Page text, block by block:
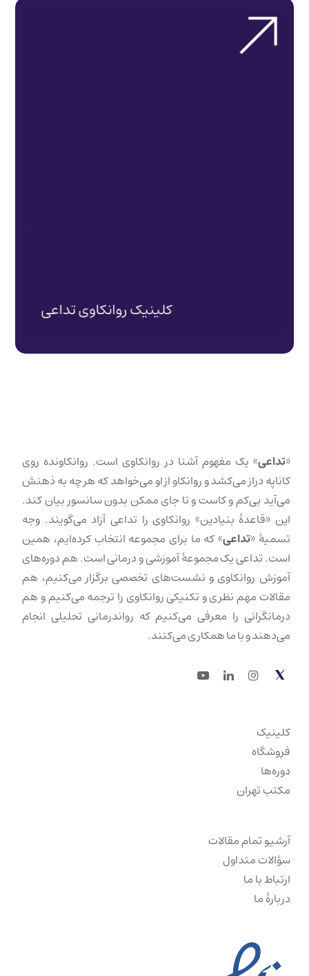
«تداعی» یک مفهوم آشنا در روانکاوی است. روانکاونده روی
کاناپه دراز می‌کشد و روانکاو از او می‌خواهد که هر چه به ذهنش
می‌آید بی‌کم و کاست و تا جای ممکن بدون سانسور بیان کند.
این «قاعدهٔ بنیادین» روانکاوی را تداعی آزاد می‌گویند. وجه
تسمیهٔ «تداعی» که ما برای مجموعه انتخاب کرده‌ایم، همین
است. تداعی یک مجموعهٔ آموزشی و درمانی است. هم دوره‌های
آموزش روانکاوی و نشست‌های تخصصی برگزار می‌کنیم، هم
مقالات مهم نظری و تکنیکی روانکاوی را ترجمه می‌کنیم و هم
درمانگرانی را معرفی می‌کنیم که رواندرمانی تحلیلی انجام
می‌دهند و با ما همکاری می‌کنند.
Twitter
Instagram
LinkedIn
Youtube
کلینیک
فروشگاه
دوره‌ها
مکتب تهران
آرشیو تمام مقالات
سؤالات متداول
ارتباط با ما
دربارهٔ ما